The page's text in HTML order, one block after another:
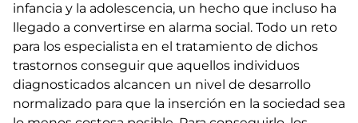
infancia y la adolescencia, un hecho que incluso ha
llegado a convertirse en alarma social. Todo un reto
para los especialista en el tratamiento de dichos
trastornos conseguir que aquellos individuos
diagnosticados alcancen un nivel de desarrollo
normalizado para que la inserción en la sociedad sea